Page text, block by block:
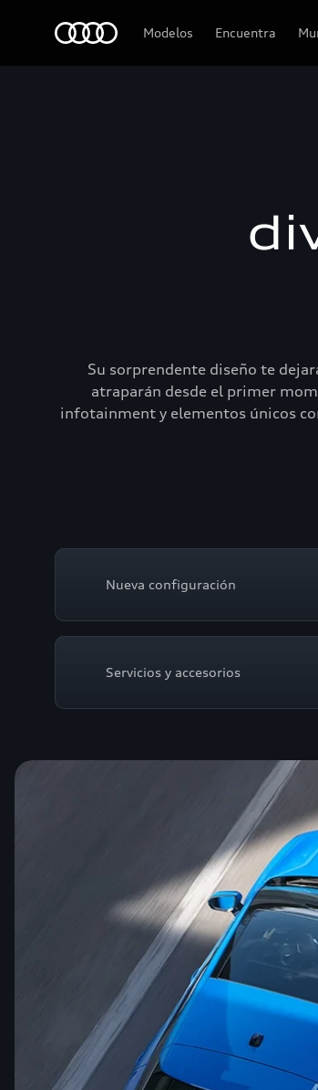
Modelos Encuentra
Su sorprendente diseño te
atraparán desde el primer
infotainment y elementos únicos
Nueva configuración
Servicios y accesorios